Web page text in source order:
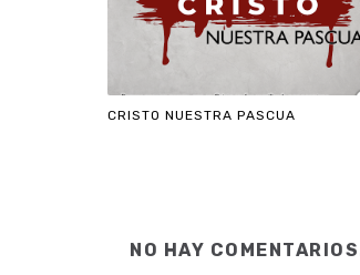
CRISTO NUESTRA PASCUA
NO HAY